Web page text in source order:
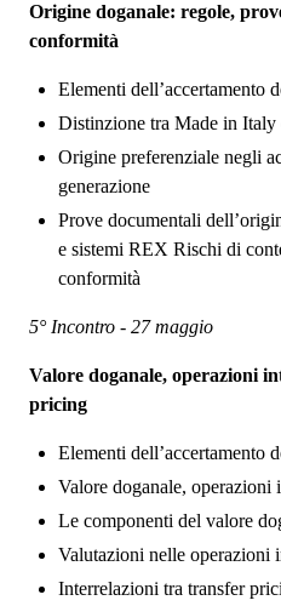
Origine doganale: regole,
conformità
Elementi dell’accertamento
Distinzione tra Made in Italy
Origine preferenziale negli
generazione
Prove documentali
e sistemi REX Rischi di
conformità
5° Incontro - 27 maggio
Valore doganale, operazioni
pricing
Elementi dell’accertamento
Valore doganale, operazioni
Le componenti del valore
Valutazioni nelle operazioni
Interrelazioni tra transfer